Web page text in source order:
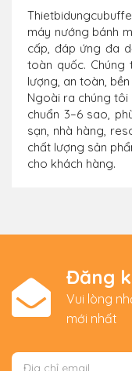
máy nướng bánh
cấp, đáp ứng đa
toàn quốc.
lượng, an toàn,
Ngoài ra chúng
chuẩn 3–6 sao,
sạn, nhà hàng,
chất lượng sản
cho khách hàng.
Đăng
Vui lòng
mới nhất